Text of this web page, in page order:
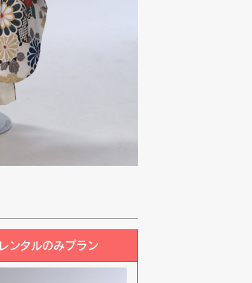
レンタルのみプラン